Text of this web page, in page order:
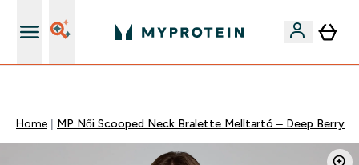
Home MP Női Scooped Neck Bralette Melltartó – Deep Berry